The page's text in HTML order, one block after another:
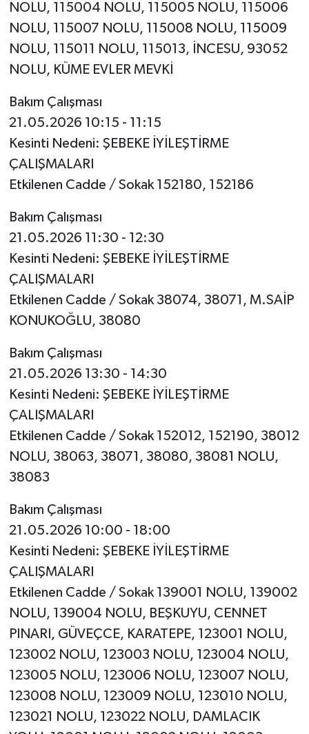
NOLU, 115004 NOLU, 115005 NOLU, 115006
NOLU, 115007 NOLU, 115008 NOLU, 115009
NOLU, 115011 NOLU, 115013, İNCESU, 93052
NOLU, KÜME EVLER MEVKİ
Bakım Çalışması
21.05.2026 10:15 - 11:15
Kesinti Nedeni: ŞEBEKE İYİLEŞTİRME
ÇALIŞMALARI
Etkilenen Cadde / Sokak 152180, 152186
Bakım Çalışması
21.05.2026 11:30 - 12:30
Kesinti Nedeni: ŞEBEKE İYİLEŞTİRME
ÇALIŞMALARI
Etkilenen Cadde / Sokak 38074, 38071, M.SAİP
KONUKOĞLU, 38080
Bakım Çalışması
21.05.2026 13:30 - 14:30
Kesinti Nedeni: ŞEBEKE İYİLEŞTİRME
ÇALIŞMALARI
Etkilenen Cadde / Sokak 152012, 152190, 38012
NOLU, 38063, 38071, 38080, 38081 NOLU,
38083
Bakım Çalışması
21.05.2026 10:00 - 18:00
Kesinti Nedeni: ŞEBEKE İYİLEŞTİRME
ÇALIŞMALARI
Etkilenen Cadde / Sokak 139001 NOLU, 139002
NOLU, 139004 NOLU, BEŞKUYU, CENNET
PINARI, GÜVEÇCE, KARATEPE, 123001 NOLU,
123002 NOLU, 123003 NOLU, 123004 NOLU,
123005 NOLU, 123006 NOLU, 123007 NOLU,
123008 NOLU, 123009 NOLU, 123010 NOLU,
123021 NOLU, 123022 NOLU, DAMLACIK